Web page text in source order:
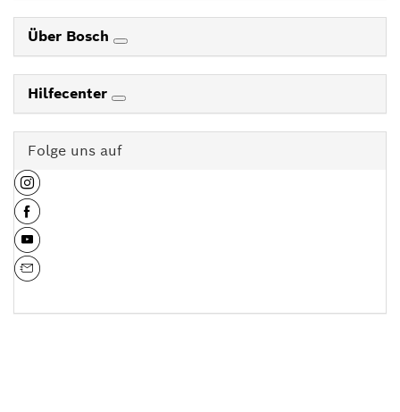
Über Bosch
Hilfecenter
Folge uns auf